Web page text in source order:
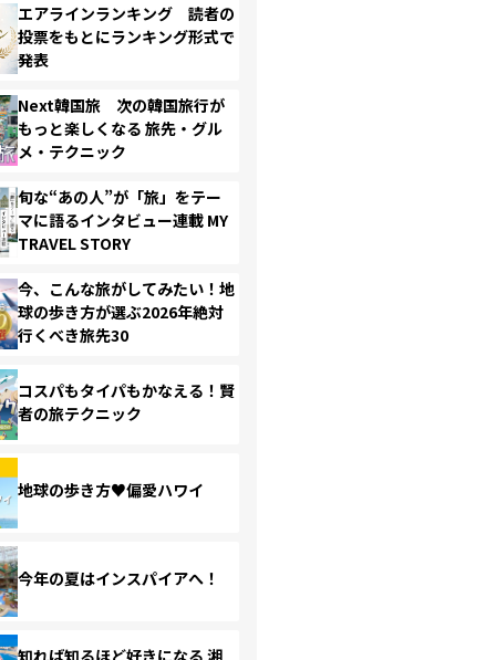
エアラインランキング 読者の
投票をもとにランキング形式で
発表
Next韓国旅 次の韓国旅行が
もっと楽しくなる 旅先・グル
メ・テクニック
旬な“あの人”が「旅」をテー
マに語るインタビュー連載 MY
TRAVEL STORY
今、こんな旅がしてみたい！地
球の歩き方が選ぶ2026年絶対
行くべき旅先30
コスパもタイパもかなえる！賢
者の旅テクニック
地球の歩き方♥偏愛ハワイ
今年の夏はインスパイアへ！
知れば知るほど好きになる 湘